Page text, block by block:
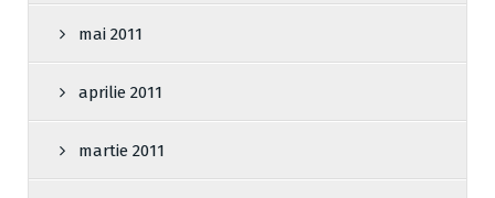
mai 2011
aprilie 2011
martie 2011